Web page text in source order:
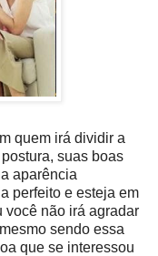
quem irá dividir a
suas boas
aparência
perfeito e esteja em
você não irá agradar
sendo essa
que se interessou